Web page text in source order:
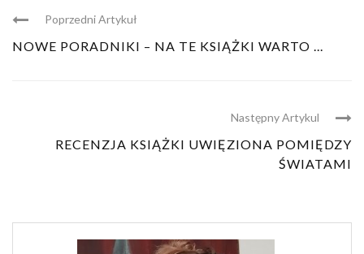
Poprzedni Artykuł
NOWE PORADNIKI – NA TE KSIĄŻKI WARTO ...
Następny Artykul
RECENZJA KSIĄŻKI UWIĘZIONA POMIĘDZY
ŚWIATAMI